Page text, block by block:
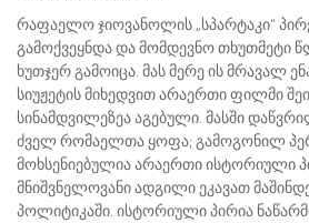
რაფაელო ჯიოვანოლის „სპარტაკი“
გამოქვეყნდა და მომდევნო თხუთმეტი
ხუთჯერ გამოიცა. მას მერე ის მრავალ
სიუჟეტის მიხედვით არაერთი ფილმი
სინამდვილეზეა აგებული. მასში
ძველ რომაელთა ყოფა; გამოგონილ
მოხსენიებულია არაერთი ისტორიული
მნიშვნელოვანი ადგილი ეკავათ
პოლიტიკაში. ისტორიული პირია